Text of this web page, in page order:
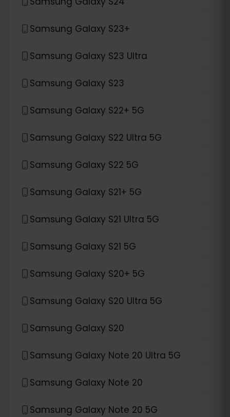
Samsung Galaxy S23+
Samsung Galaxy S23 Ultra
Samsung Galaxy S23
Samsung Galaxy S22+ 5G
Samsung Galaxy S22 Ultra 5G
Samsung Galaxy S22 5G
Samsung Galaxy S21+ 5G
Samsung Galaxy S21 Ultra 5G
Samsung Galaxy S21 5G
Samsung Galaxy S20+ 5G
Samsung Galaxy S20 Ultra 5G
Samsung Galaxy S20
Samsung Galaxy Note 20 Ultra 5G
Samsung Galaxy Note 20
Samsung Galaxy Note 20 5G